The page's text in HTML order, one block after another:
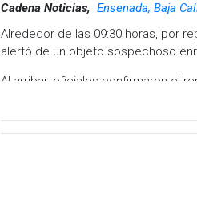
Cadena Noticias, Ensenada, Baja
Alrededor de las 09:30 horas, por
alertó de un objeto sospechoso
Al arribar, oficiales confirmaron el
que se acordonó el área y se